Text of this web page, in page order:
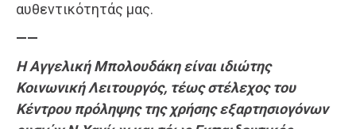
αυθεντικότητάς μας.
——
Η Αγγελική Μπολουδάκη είναι ιδιώτης
Κοινωνική Λειτουργός, τέως στέλεχος του
Κέντρου πρόληψης της χρήσης εξαρτησιογόνων